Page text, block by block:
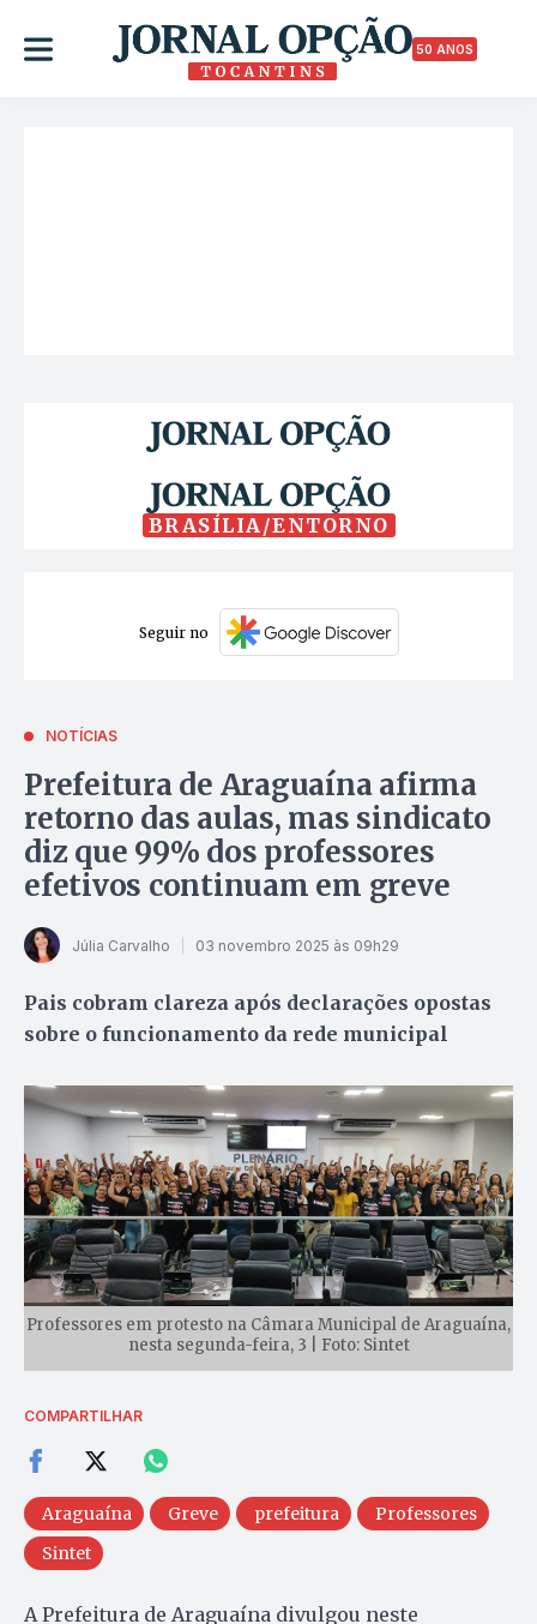
50 ANOS
BRASÍLIA/ENTORNO
Seguir no
NOTÍCIAS
Prefeitura de Araguaína afirma
retorno das aulas, mas sindicato
diz que 99% dos professores
efetivos continuam em greve
Júlia Carvalho 03 novembro 2025 às 09h29
Pais cobram clareza após declarações opostas
sobre o funcionamento da rede municipal
Professores em protesto na Câmara Municipal de Araguaína,
nesta segunda-feira, 3 | Foto: Sintet
COMPARTILHAR
Araguaína Greve prefeitura
Professores
Sintet
A Prefeitura de Araguaína divulgou neste